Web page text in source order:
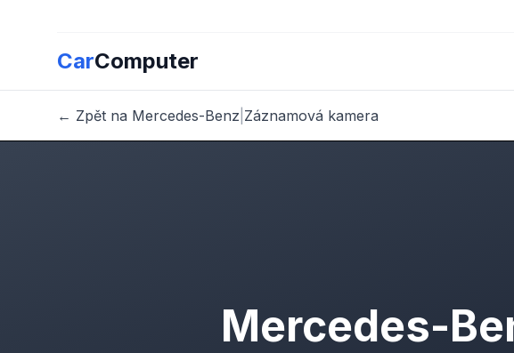
CarComputer
← Zpět na Mercedes-Benz Záznamová kamera
Mercedes-